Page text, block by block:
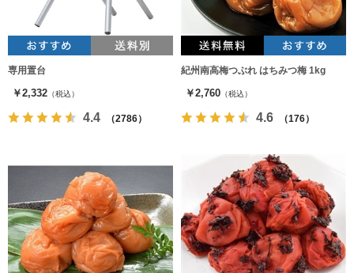
専用置台
￥2,332 （税込）
4.4 （2786）
紀州南高梅つぶれ はちみつ梅 1kg
￥2,760 （税込）
4.6 （176）